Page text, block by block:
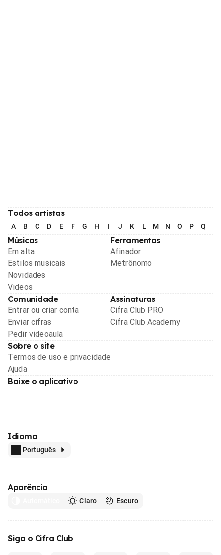
Todos artistas
A B C D E F G H I J K L M N O P Q
Músicas
Em alta
Estilos musicais
Novidades
Videos
Ferramentas
Afinador
Metrônomo
Comunidade
Entrar ou criar conta
Enviar cifras
Pedir videoaula
Assinaturas
Cifra Club PRO
Cifra Club Academy
Sobre o site
Termos de uso e privacidade
Ajuda
Baixe o aplicativo
Idioma
Português
Aparência
Claro Escuro
Siga o Cifra Club